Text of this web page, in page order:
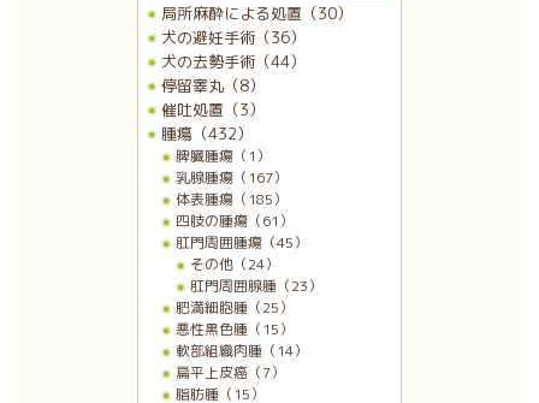
局所麻酔による処置（30）
犬の避妊手術（36）
犬の去勢手術（44）
停留睾丸（8）
催吐処置（3）
腫瘍（432）
脾臓腫瘍（1）
乳腺腫瘍（167）
体表腫瘍（185）
四肢の腫瘍（61）
肛門周囲腫瘍（45）
その他（24）
肛門周囲腺腫（23）
肥満細胞腫（25）
悪性黒色腫（15）
軟部組織肉腫（14）
扁平上皮癌（7）
脂肪腫（15）